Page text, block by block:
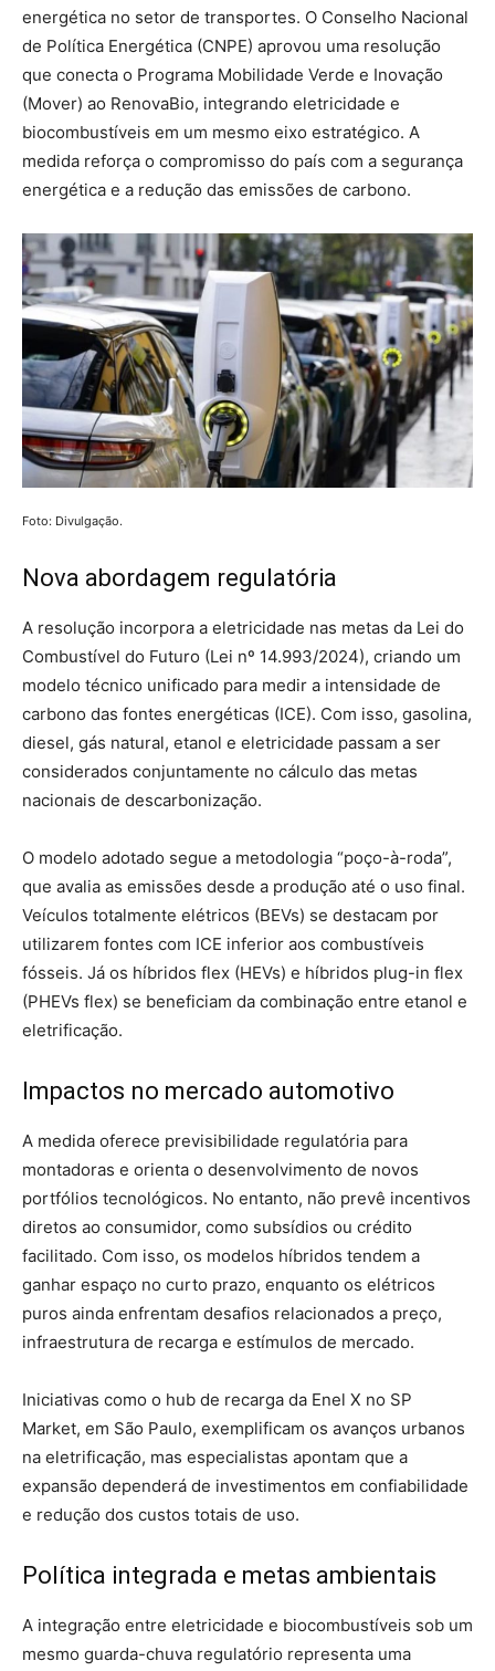
energética no setor de transportes. O Conselho Nacional
de Política Energética (CNPE) aprovou uma resolução
que conecta o Programa Mobilidade Verde e Inovação
(Mover) ao RenovaBio, integrando eletricidade e
biocombustíveis em um mesmo eixo estratégico. A
medida reforça o compromisso do país com a segurança
energética e a redução das emissões de carbono.
Foto: Divulgação.
Nova abordagem regulatória
A resolução incorpora a eletricidade nas metas da Lei do
Combustível do Futuro (Lei nº 14.993/2024), criando um
modelo técnico unificado para medir a intensidade de
carbono das fontes energéticas (ICE). Com isso, gasolina,
diesel, gás natural, etanol e eletricidade passam a ser
considerados conjuntamente no cálculo das metas
nacionais de descarbonização.
O modelo adotado segue a metodologia “poço-à-roda”,
que avalia as emissões desde a produção até o uso final.
Veículos totalmente elétricos (BEVs) se destacam por
utilizarem fontes com ICE inferior aos combustíveis
fósseis. Já os híbridos flex (HEVs) e híbridos plug-in flex
(PHEVs flex) se beneficiam da combinação entre etanol e
eletrificação.
Impactos no mercado automotivo
A medida oferece previsibilidade regulatória para
montadoras e orienta o desenvolvimento de novos
portfólios tecnológicos. No entanto, não prevê incentivos
diretos ao consumidor, como subsídios ou crédito
facilitado. Com isso, os modelos híbridos tendem a
ganhar espaço no curto prazo, enquanto os elétricos
puros ainda enfrentam desafios relacionados a preço,
infraestrutura de recarga e estímulos de mercado.
Iniciativas como o hub de recarga da Enel X no SP
Market, em São Paulo, exemplificam os avanços urbanos
na eletrificação, mas especialistas apontam que a
expansão dependerá de investimentos em confiabilidade
e redução dos custos totais de uso.
Política integrada e metas ambientais
A integração entre eletricidade e biocombustíveis sob um
mesmo guarda-chuva regulatório representa uma